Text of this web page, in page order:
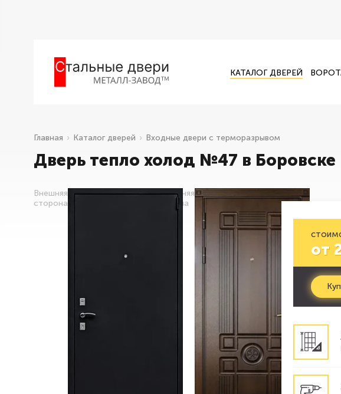
КАТАЛОГ ДВЕРЕЙ
Дверь тепло холод №47 в Боровске
Главная Каталог дверей Входные двери с терморазрывом
Внешняя
сторона
Внутренняя
сторона
от